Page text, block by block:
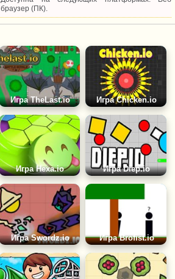
браузер (ПК).
Игра TheLast.io Игра Chicken.io
Игра Hexa.io Игра Diep.io
Игра Swordz.io Игра Brofist.io